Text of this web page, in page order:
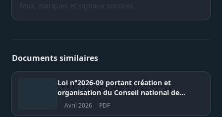
feux, marques et signaux sonores.
Documents similaires
Loi n°2026-09 portant création et
organisation du Conseil national de
Régulation des Médias (CNRM) –
Avril 2026 PDF